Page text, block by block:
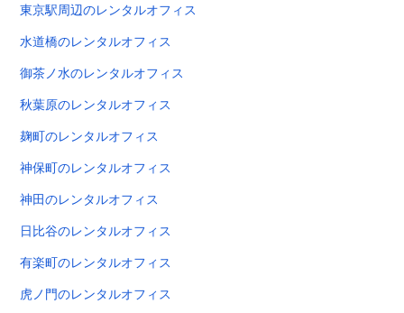
東京駅周辺のレンタルオフィス
水道橋のレンタルオフィス
御茶ノ水のレンタルオフィス
秋葉原のレンタルオフィス
麹町のレンタルオフィス
神保町のレンタルオフィス
神田のレンタルオフィス
日比谷のレンタルオフィス
有楽町のレンタルオフィス
虎ノ門のレンタルオフィス